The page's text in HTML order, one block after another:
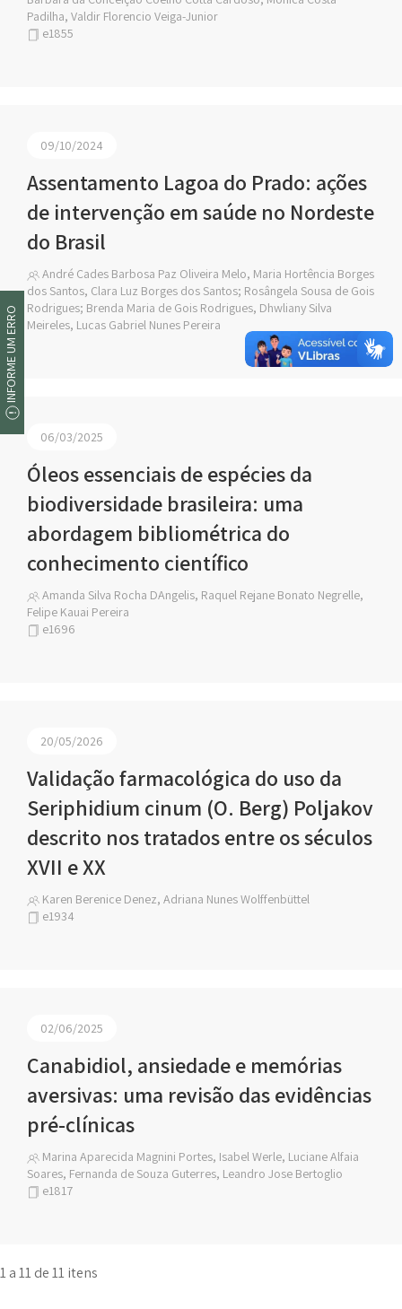
Padilha, Valdir Florencio Veiga-Junior
e1855
09/10/2024
Assentamento Lagoa do Prado: ações
de intervenção em saúde no Nordeste
do Brasil
André Cades Barbosa Paz Oliveira Melo, Maria Hortência Borges
dos Santos, Clara Luz Borges dos Santos; Rosângela Sousa de Gois
Rodrigues; Brenda Maria de Gois Rodrigues, Dhwliany Silva
Meireles, Lucas Gabriel Nunes Pereira
06/03/2025
Óleos essenciais de espécies da
biodiversidade brasileira: uma
abordagem bibliométrica do
conhecimento científico
Amanda Silva Rocha DAngelis, Raquel Rejane Bonato Negrelle,
Felipe Kauai Pereira
e1696
20/05/2026
Validação farmacológica do uso da
Seriphidium cinum (O. Berg) Poljakov
descrito nos tratados entre os séculos
XVII e XX
Karen Berenice Denez, Adriana Nunes Wolffenbüttel
e1934
02/06/2025
Canabidiol, ansiedade e memórias
aversivas: uma revisão das evidências
pré-clínicas
Marina Aparecida Magnini Portes, Isabel Werle, Luciane Alfaia
Soares, Fernanda de Souza Guterres, Leandro Jose Bertoglio
e1817
1 a 11 de 11 itens
INFORME UM ERRO